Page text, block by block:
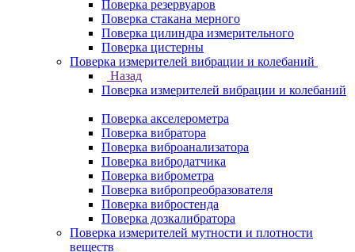
Поверка резервуаров
Поверка стакана мерного
Поверка цилиндра измерительного
Поверка цистерны
Поверка измерителей вибрации и колебаний
Назад
Поверка измерителей вибрации и колебаний
Поверка акселерометра
Поверка вибратора
Поверка виброанализатора
Поверка вибродатчика
Поверка виброметра
Поверка вибропреобразователя
Поверка вибростенда
Поверка дозкалибратора
Поверка измерителей мутности и плотности
веществ